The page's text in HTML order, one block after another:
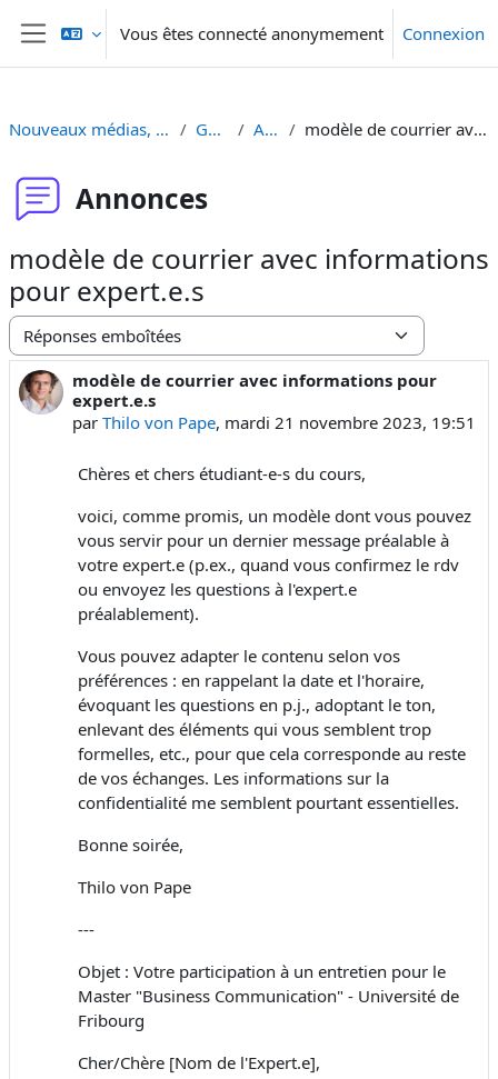
Passer au contenu principal
Panneau latéral
Vous êtes connecté anonymement Connexion
Nouveaux médias, médias et usagers [SA 23] Généralités Annonces modèle de courrier avec informations pour expert.e.s
Annonces
modèle de courrier avec informations
pour expert.e.s
Type d’affichage
modèle de courrier avec informations pour
expert.e.s
parThilo von Pape, mardi 21 novembre 2023, 19:51
Nombre de réponses : 0
Chères et chers étudiant-e-s du cours,
voici, comme promis, un modèle dont vous pouvez
vous servir pour un dernier message préalable à
votre expert.e (p.ex., quand vous confirmez le rdv
ou envoyez les questions à l'expert.e
préalablement).
Vous pouvez adapter le contenu selon vos
préférences : en rappelant la date et l'horaire,
évoquant les questions en p.j., adoptant le ton,
enlevant des éléments qui vous semblent trop
formelles, etc., pour que cela corresponde au reste
de vos échanges. Les informations sur la
confidentialité me semblent pourtant essentielles.
Bonne soirée,
Thilo von Pape
---
Objet : Votre participation à un entretien pour le
Master "Business Communication" - Université de
Fribourg
Cher/Chère [Nom de l'Expert.e],